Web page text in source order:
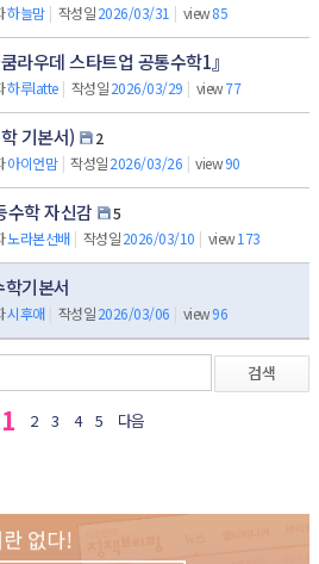
하늘맘 | 작성일2026/03/31 | view85
라우데 스타트업 공통수학1』
하루latte | 작성일2026/03/29 | view77
기본서)
2
아이언맘 | 작성일2026/03/26 | view90
수학 자신감
5
노라본선배 | 작성일2026/03/10 | view173
기본서
시후애 | 작성일2026/03/06 | view96
검색
1 2 3 4 5 다음